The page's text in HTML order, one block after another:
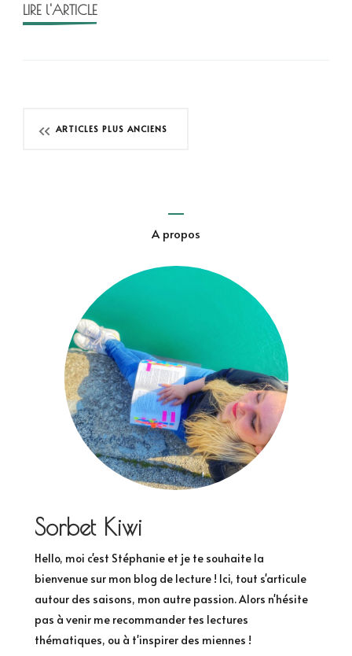
LIRE l'ARTICLE
Navigation
ARTICLES PLUS ANCIENS
A propos
Sorbet Kiwi
Hello, moi c'est Stéphanie et je te souhaite la
bienvenue sur mon blog de lecture ! Ici, tout s'articule
autour des saisons, mon autre passion. Alors n'hésite
pas à venir me recommander tes lectures
thématiques, ou à t'inspirer des miennes !